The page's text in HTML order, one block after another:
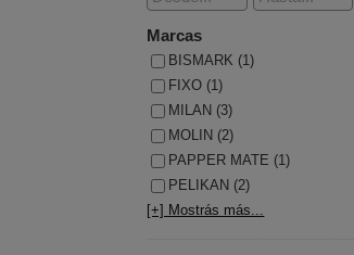
Marcas
BISMARK (1)
FIXO (1)
MILAN (3)
MOLIN (2)
PAPPER MATE (1)
PELIKAN (2)
[+] Mostrás más...